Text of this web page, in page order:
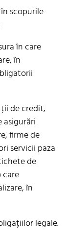
scopurile
în care
în
de credit,
firme de
servicii paza
de
care
în
legale.